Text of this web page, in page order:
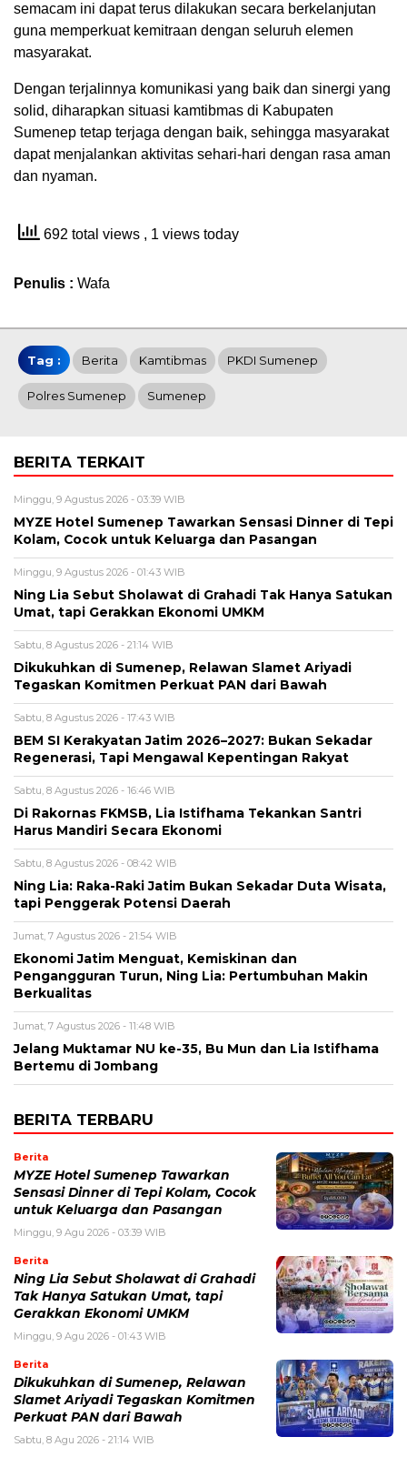
semacam ini dapat terus dilakukan secara berkelanjutan
guna memperkuat kemitraan dengan seluruh elemen
masyarakat.
Dengan terjalinnya komunikasi yang baik dan sinergi yang
solid, diharapkan situasi kamtibmas di Kabupaten
Sumenep tetap terjaga dengan baik, sehingga masyarakat
dapat menjalankan aktivitas sehari-hari dengan rasa aman
dan nyaman.
692 total views , 1 views today
Penulis : Wafa
Tag : Berita Kamtibmas PKDI Sumenep
Polres Sumenep Sumenep
BERITA TERKAIT
Minggu, 9 Agustus 2026 - 03:39 WIB
MYZE Hotel Sumenep Tawarkan Sensasi Dinner di Tepi
Kolam, Cocok untuk Keluarga dan Pasangan
Minggu, 9 Agustus 2026 - 01:43 WIB
Ning Lia Sebut Sholawat di Grahadi Tak Hanya Satukan
Umat, tapi Gerakkan Ekonomi UMKM
Sabtu, 8 Agustus 2026 - 21:14 WIB
Dikukuhkan di Sumenep, Relawan Slamet Ariyadi
Tegaskan Komitmen Perkuat PAN dari Bawah
Sabtu, 8 Agustus 2026 - 17:43 WIB
BEM SI Kerakyatan Jatim 2026–2027: Bukan Sekadar
Regenerasi, Tapi Mengawal Kepentingan Rakyat
Sabtu, 8 Agustus 2026 - 16:46 WIB
Di Rakornas FKMSB, Lia Istifhama Tekankan Santri
Harus Mandiri Secara Ekonomi
Sabtu, 8 Agustus 2026 - 08:42 WIB
Ning Lia: Raka-Raki Jatim Bukan Sekadar Duta Wisata,
tapi Penggerak Potensi Daerah
Jumat, 7 Agustus 2026 - 21:54 WIB
Ekonomi Jatim Menguat, Kemiskinan dan
Pengangguran Turun, Ning Lia: Pertumbuhan Makin
Berkualitas
Jumat, 7 Agustus 2026 - 11:48 WIB
Jelang Muktamar NU ke-35, Bu Mun dan Lia Istifhama
Bertemu di Jombang
BERITA TERBARU
Berita
MYZE Hotel Sumenep Tawarkan
Sensasi Dinner di Tepi Kolam, Cocok
untuk Keluarga dan Pasangan
Minggu, 9 Agu 2026 - 03:39 WIB
Berita
Ning Lia Sebut Sholawat di Grahadi
Tak Hanya Satukan Umat, tapi
Gerakkan Ekonomi UMKM
Minggu, 9 Agu 2026 - 01:43 WIB
Berita
Dikukuhkan di Sumenep, Relawan
Slamet Ariyadi Tegaskan Komitmen
Perkuat PAN dari Bawah
Sabtu, 8 Agu 2026 - 21:14 WIB